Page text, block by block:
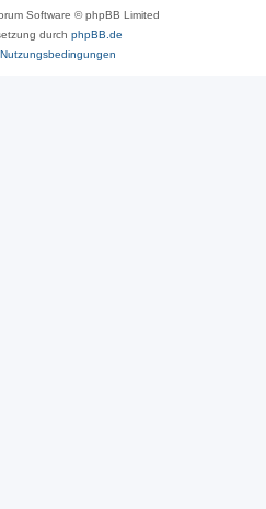
Software © phpBB Limited
durch phpBB.de
Nutzungsbedingungen